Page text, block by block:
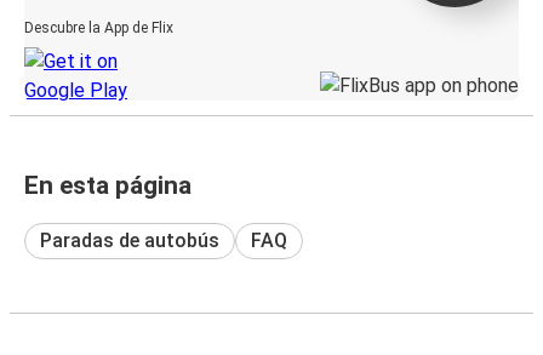
Descubre la App de Flix
En esta página
Paradas de autobús FAQ